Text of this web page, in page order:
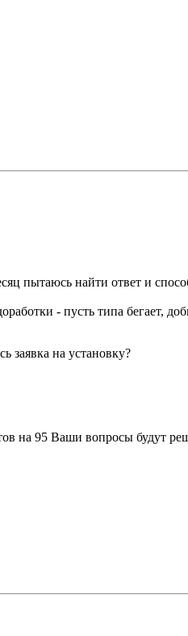
пытаюсь найти ответ и
- пусть типа бегает,
заявка на установку?
на 95 Ваши вопросы будут